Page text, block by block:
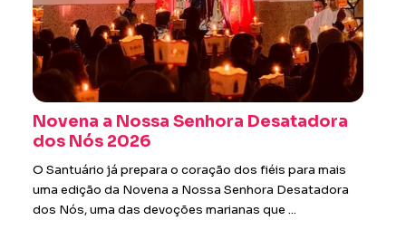
Novena a Nossa Senhora Desatadora
dos Nós 2026
O Santuário já prepara o coração dos fiéis para mais
uma edição da Novena a Nossa Senhora Desatadora
dos Nós, uma das devoções marianas que ...